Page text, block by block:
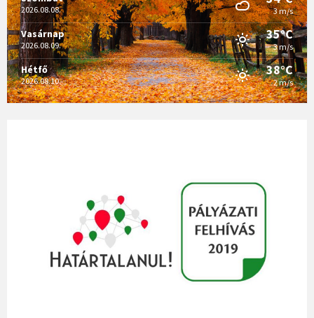
2026.08.08. 3 m/s
Vasárnap
2026.08.09.
35°C
3 m/s
Hétfő
2026.08.10.
38°C
2 m/s